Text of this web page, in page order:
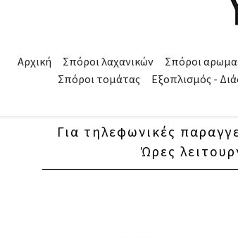
Αρχική Σπόροι λαχανικών Σπόροι
Σπόροι τομάτας
Εξοπλισμός -
Για τηλεφωνικές
Ώρες